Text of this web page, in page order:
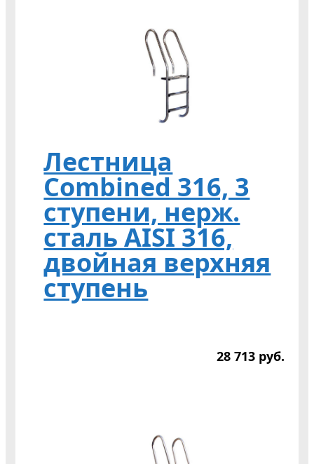
Лестница
Combined 316, 3
ступени, нерж.
сталь AISI 316,
двойная верхняя
ступень
28 713 руб.